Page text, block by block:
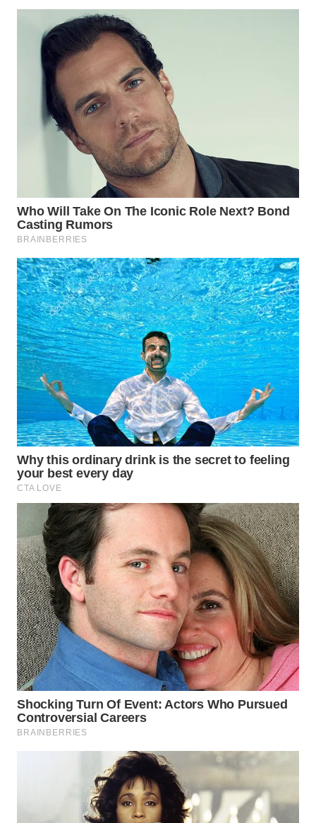
WN
INDRAMAYU
WN
KUNINGAN
WN
MAJALENGKA
WN
SUKABUMI
WN
PURWAKARTA
WN
PRIANGAN
TIMUR
WN
SEMARANG
WN
SOLO
BOROBUDUR
WN
MADURA
WN
SURABAYA
WN
NATUNA
WN
BINTAN